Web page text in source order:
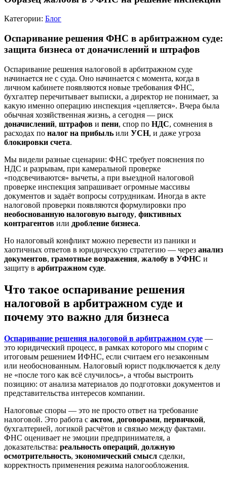
Категории: Блог
Оспаривание решения ФНС в арбитражном суде:
защита бизнеса от доначислений и штрафов
Оспаривание решения налоговой в арбитражном суде
начинается не с суда. Оно начинается с момента, когда в
личном кабинете появляются новые требования ФНС,
бухгалтер перечитывает выписки, а директор не понимает, за
какую именно операцию инспекция «цепляется». Вчера была
обычная хозяйственная жизнь, а сегодня — риск
доначислений, штрафов и пени, спор по НДС, сомнения в
расходах по налог на прибыль или УСН, и даже угроза
блокировки счета.
Мы видели разные сценарии: ФНС требует пояснения по
НДС и разрывам, при камеральной проверке
«подсвечиваются» вычеты, а при выездной налоговой
проверке инспекция запрашивает огромные массивы
документов и задаёт вопросы сотрудникам. Иногда в акте
налоговой проверки появляются формулировки про
необоснованную налоговую выгоду, фиктивных
контрагентов или дробление бизнеса.
Но налоговый конфликт можно перевести из паники и
хаотичных ответов в юридическую стратегию — через анализ
документов, грамотные возражения, жалобу в УФНС и
защиту в арбитражном суде.
Что такое оспаривание решения
налоговой в арбитражном суде и
почему это важно для бизнеса
Оспаривание решения налоговой в арбитражном суде —
это юридический процесс, в рамках которого мы спорим с
итоговым решением ИФНС, если считаем его незаконным
или необоснованным. Налоговый юрист подключается к делу
не «после того как всё случилось», а чтобы выстроить
позицию: от анализа материалов до подготовки документов и
представительства интересов компании.
Налоговые споры — это не просто ответ на требование
налоговой. Это работа с актом, договорами, первичкой,
бухгалтерией, логикой расчётов и связью между фактами.
ФНС оценивает не эмоции предпринимателя, а
доказательства: реальность операций, должную
осмотрительность, экономический смысл сделки,
корректность применения режима налогообложения.